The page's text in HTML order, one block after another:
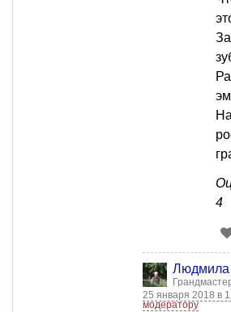
4
Людмила
25 января 2018 в
модератору